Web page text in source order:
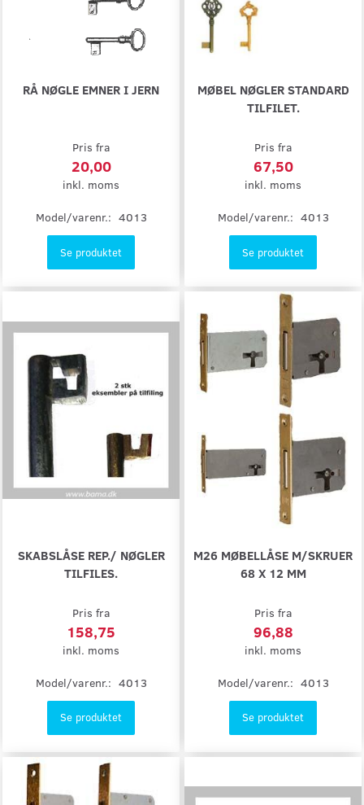
RÅ NØGLE EMNER I JERN
Pris fra
20,00
inkl. moms
Model/varenr.: 4013
Se produktet
MØBEL NØGLER STANDARD
TILFILET.
Pris fra
67,50
inkl. moms
Model/varenr.: 4013
Se produktet
SKABSLÅSE REP./ NØGLER
TILFILES.
Pris fra
158,75
inkl. moms
Model/varenr.: 4013
Se produktet
M26 MØBELLÅSE M/SKRUER
68 X 12 MM
Pris fra
96,88
inkl. moms
Model/varenr.: 4013
Se produktet